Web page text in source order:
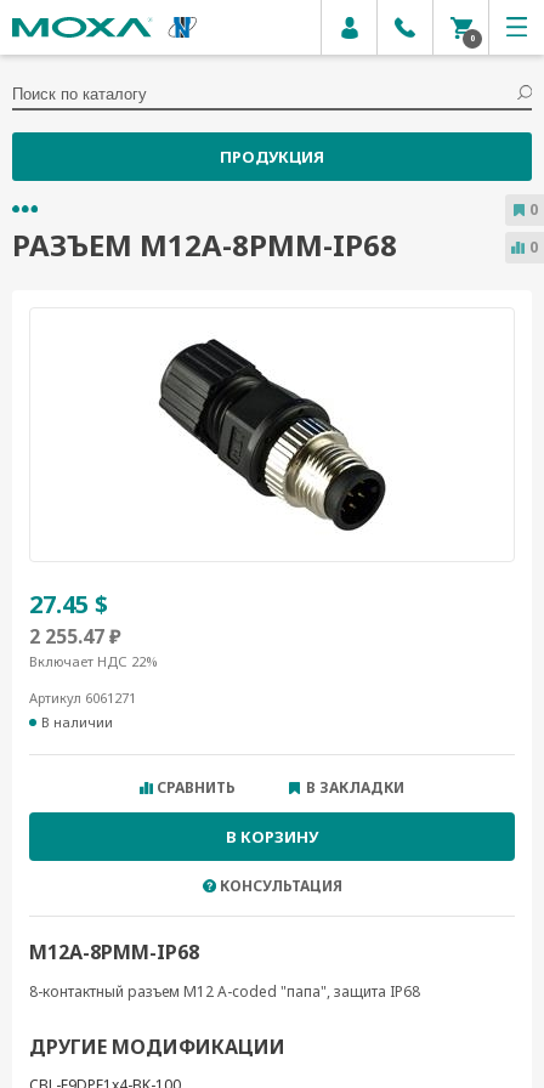
0
ПРОДУКЦИЯ
РАЗЪЕМ M12A-8PMM-IP68
27.45 $
2 255.47 ₽
Включает НДС 22%
Артикул 6061271
В наличии
СРАВНИТЬ В ЗАКЛАДКИ
В КОРЗИНУ
КОНСУЛЬТАЦИЯ
M12A-8PMM-IP68
8-контактный разъем M12 A-coded "папа", защита IP68
ДРУГИЕ МОДИФИКАЦИИ
0
0